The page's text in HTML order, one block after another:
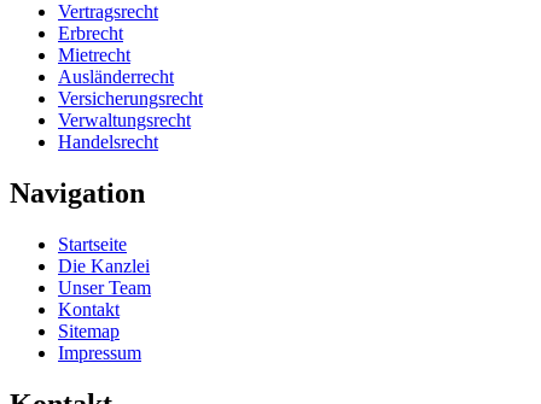
Vertragsrecht
Erbrecht
Mietrecht
Ausländerrecht
Versicherungsrecht
Verwaltungsrecht
Handelsrecht
Navigation
Startseite
Die Kanzlei
Unser Team
Kontakt
Sitemap
Impressum